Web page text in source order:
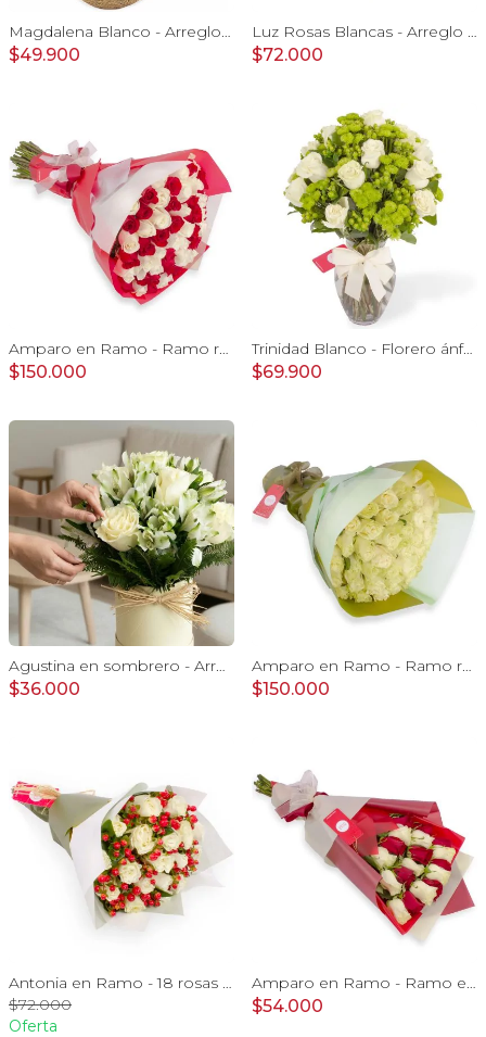
Magdalena Blanco - Arreglo floral con rosas, gerbera y astromelias blancas
$49.900
Luz Rosas Blancas - Arreglo floral en canasto circular con gerberas blancas, rosas blancas y astromelias blancas
$72.000
Amparo en Ramo - Ramo redondo con 50 rosas blanco y rojo
$150.000
Trinidad Blanco - Florero ánfora con rosas blancas y maules verdes
$69.900
Agustina en sombrero - Arreglo 9 rosas blanco y astromelias
$36.000
Amparo en Ramo - Ramo redondo 50 rosas ecuatorianas blanco
$150.000
Antonia en Ramo - 18 rosas ecuatorianas blanco e hypericum
$72.000
Oferta
Amparo en Ramo - Ramo extendido 18 rosas blanco y rojo
$54.000